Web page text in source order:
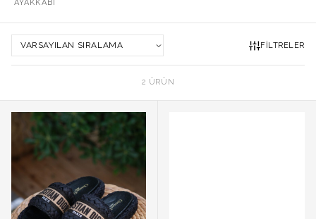
AYAKKABI
2 ÜRÜN
FILTRELER